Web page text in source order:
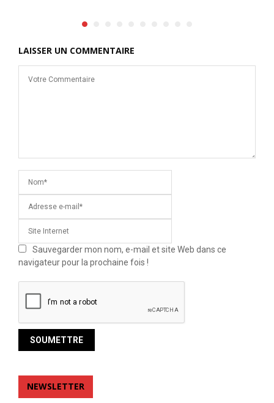
LAISSER UN COMMENTAIRE
Sauvegarder mon nom, e-mail et site Web dans ce
navigateur pour la prochaine fois !
NEWSLETTER